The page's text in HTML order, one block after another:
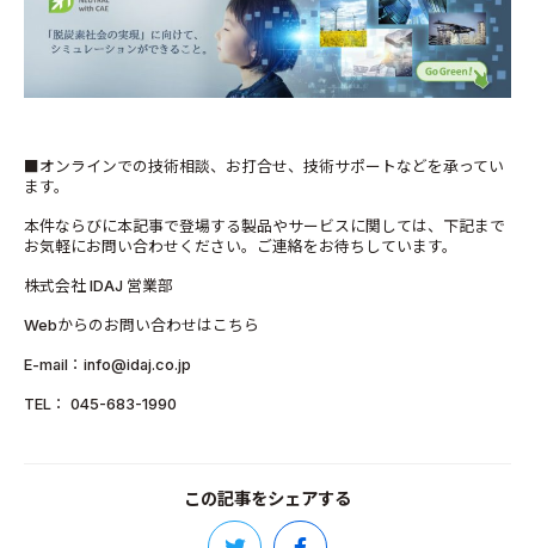
■オンラインでの技術相談、お打合せ、技術サポートなどを承ってい
ます。
本件ならびに本記事で登場する製品やサービスに関しては、下記まで
お気軽にお問い合わせください。ご連絡をお待ちしています。
株式会社 IDAJ 営業部
Webからのお問い合わせはこちら
E-mail：info@idaj.co.jp
TEL： 045-683-1990
この記事をシェアする